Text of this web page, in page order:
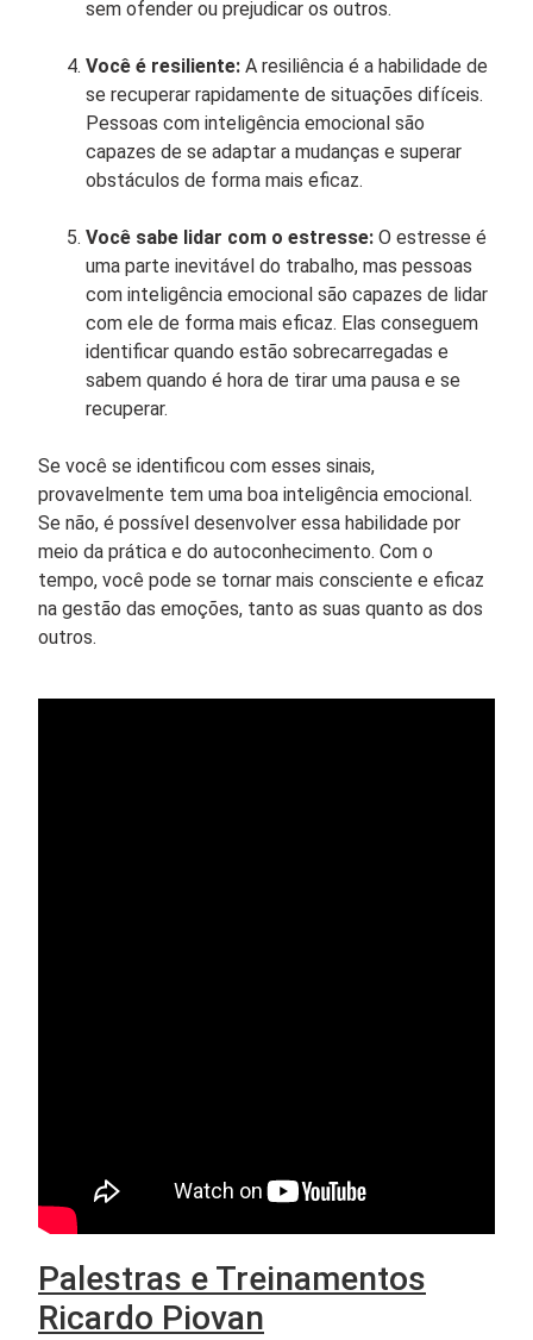
sem ofender ou prejudicar os outros.
Você é resiliente: A resiliência é a habilidade de
se recuperar rapidamente de situações difíceis.
Pessoas com inteligência emocional são
capazes de se adaptar a mudanças e superar
obstáculos de forma mais eficaz.
Você sabe lidar com o estresse: O estresse é
uma parte inevitável do trabalho, mas pessoas
com inteligência emocional são capazes de lidar
com ele de forma mais eficaz. Elas conseguem
identificar quando estão sobrecarregadas e
sabem quando é hora de tirar uma pausa e se
recuperar.
Se você se identificou com esses sinais,
provavelmente tem uma boa inteligência emocional.
Se não, é possível desenvolver essa habilidade por
meio da prática e do autoconhecimento. Com o
tempo, você pode se tornar mais consciente e eficaz
na gestão das emoções, tanto as suas quanto as dos
outros.
Palestras e Treinamentos
Ricardo Piovan